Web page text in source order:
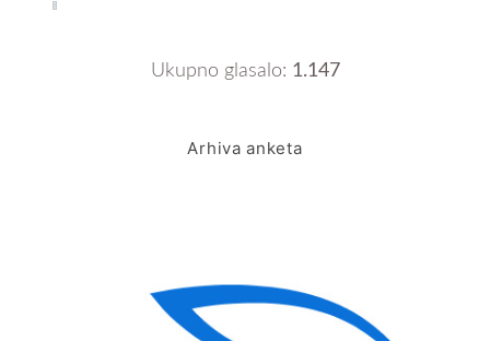
Ukupno glasalo: 1.147
Arhiva anketa